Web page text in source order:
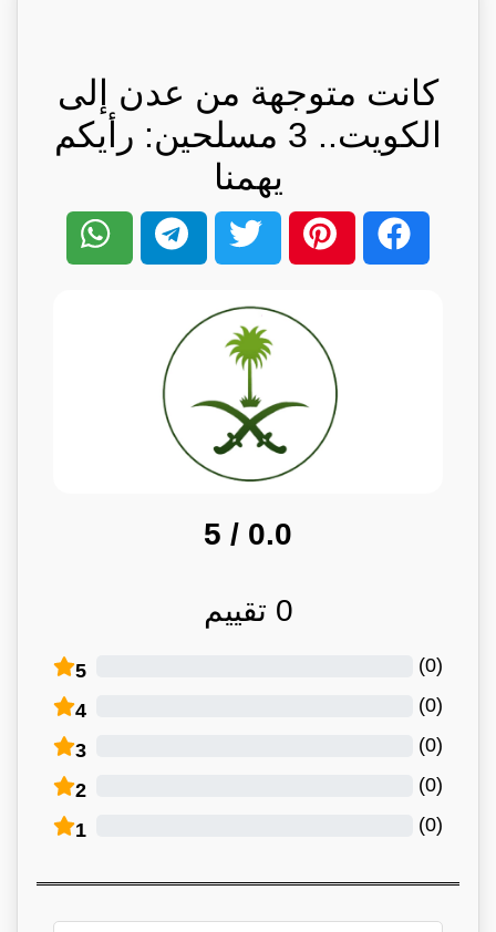
كانت متوجهة من عدن إلى
الكويت.. 3 مسلحين: رأيكم
يهمنا
0.0
/ 5
0 تقييم
5 (
0
)
4 (
0
)
3 (
0
)
2 (
0
)
1 (
0
)